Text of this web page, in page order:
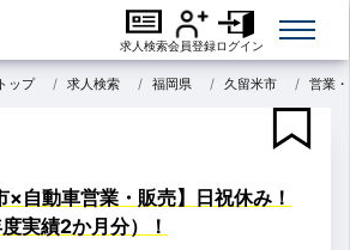
求人検索会員登録ログイン
ップ 求人検索 福岡県 久留米市 営業
×自動車営業・販売】日祝休み！
実績2か月分）！